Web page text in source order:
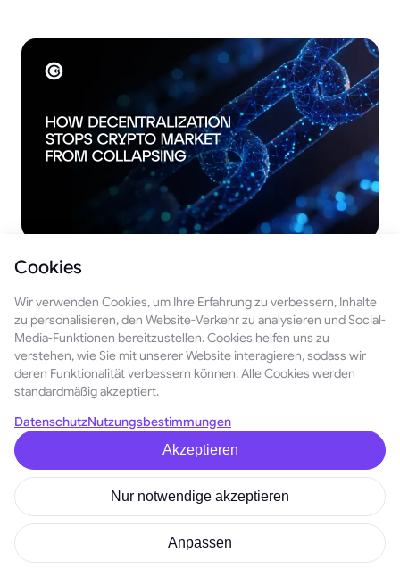
January 26, 2026
Ist es möglich, Bitcoin im Jahr 2026 auf IoT-Geräten
zu minen?
January 25, 2026
Die 3 besten und schlechtesten Polkadot (DOT)-
Preisprognosen für 2026
December 26, 2025
verdienen kann
GoMining Cards werden erweitert — jetzt in
über 130 Ländern verfügbar
Cookies
Wir verwenden Cookies, um Ihre Erfahrung zu verbessern, Inhalte
zu personalisieren, den Website-Verkehr zu analysieren und Social-
Media-Funktionen bereitzustellen. Cookies helfen uns zu
verstehen, wie Sie mit unserer Website interagieren, sodass wir
deren Funktionalität verbessern können. Alle Cookies werden
standardmäßig akzeptiert.
DatenschutzNutzungsbestimmungen
Akzeptieren
Nur notwendige akzeptieren
Anpassen